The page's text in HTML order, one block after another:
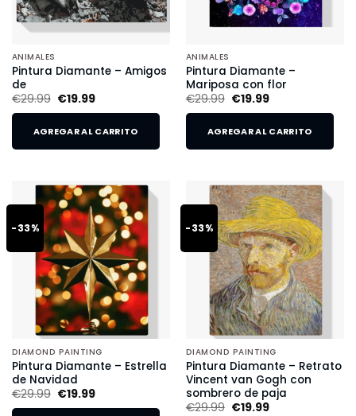
ANIMALES
Pintura Diamante – Amigos
de
€29.99 €19.99
AGREGAR AL CARRITO
ANIMALES
Pintura Diamante –
Mariposa con flor
€29.99 €19.99
AGREGAR AL CARRITO
-33%
DIAMOND PAINTING
Pintura Diamante – Estrella
de Navidad
€29.99 €19.99
-33%
DIAMOND PAINTING
Pintura Diamante – Retrato
Vincent van Gogh con
sombrero de paja
€29.99 €19.99